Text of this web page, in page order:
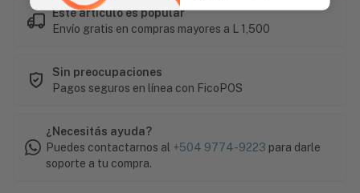
Este artículo es popular
Envío gratis en compras mayores a L 1,500
Sin preocupaciones
Pagos seguros en línea con FicoPOS
¿Necesitás ayuda?
Puedes contactarnos al +504 9774-9223 para darle
soporte a tu compra.